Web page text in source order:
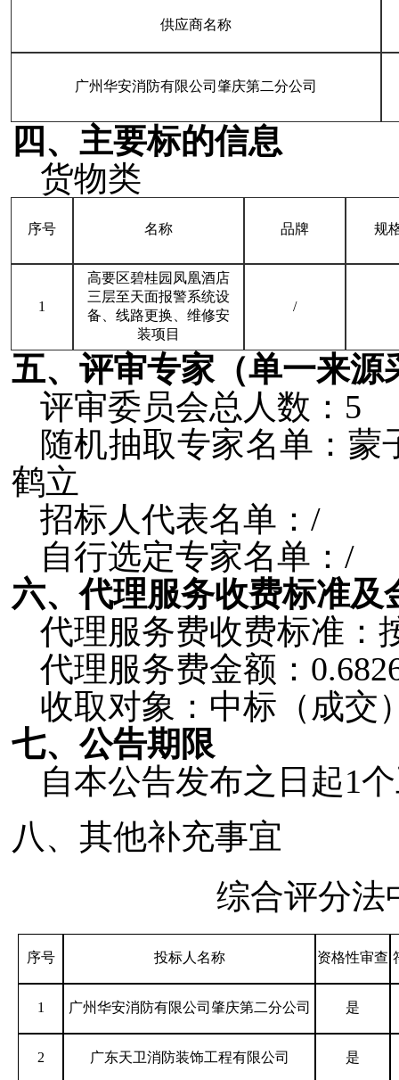
供应商名称
广州华安消防有限公司肇庆第二分公司
四 、主要标的信息
货物类
序号 名称 品牌 规
1
高要区碧桂园凤凰酒店
三层至天面报警系统设
备、线路更换、维修安
装项目
/
五、评审专家（单一来源
评审委员会总人数： 5
随机抽取专家名单：
鹤立
招标人代表名单：/
自行选定专家名单： /
六、代理服务收费标准及
代理服务费收费标准：
代理服务费金额：
收取对象：中标（成交
七、公告期限
自本公告发布之日起1
八、 其他补充事宜
综合评分法
序号 投标人名称 资格性审查
1 广州华安消防有限公司肇庆第二分公司 是
2 广东天卫消防装饰工程有限公司 是